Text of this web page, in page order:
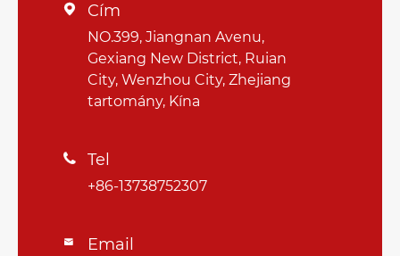
 Cím
NO.399, Jiangnan Avenu,
Gexiang New District, Ruian
City, Wenzhou City, Zhejiang
tartomány, Kína
 Tel
+86-13738752307
 Email